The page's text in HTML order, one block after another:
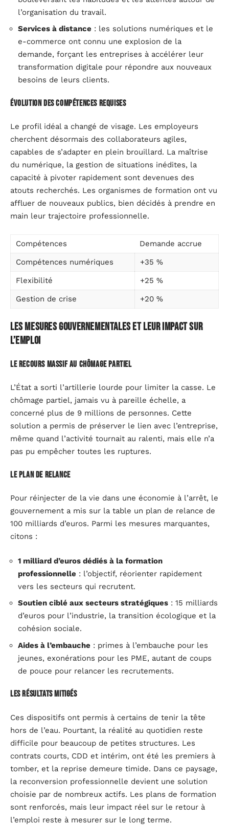
l’organisation du travail.
Services à distance : les solutions numériques et le
e-commerce ont connu une explosion de la
demande, forçant les entreprises à accélérer leur
transformation digitale pour répondre aux nouveaux
besoins de leurs clients.
Évolution des compétences requises
Le profil idéal a changé de visage. Les employeurs
cherchent désormais des collaborateurs agiles,
capables de s’adapter en plein brouillard. La maîtrise
du numérique, la gestion de situations inédites, la
capacité à pivoter rapidement sont devenues des
atouts recherchés. Les organismes de formation ont vu
affluer de nouveaux publics, bien décidés à prendre en
main leur trajectoire professionnelle.
Compétences
Demande accrue
Compétences numériques
+35 %
Flexibilité
+25 %
Gestion de crise
+20 %
Les mesures gouvernementales et leur impact sur
l’emploi
Le recours massif au chômage partiel
L’État a sorti l’artillerie lourde pour limiter la casse. Le
chômage partiel, jamais vu à pareille échelle, a
concerné plus de 9 millions de personnes. Cette
solution a permis de préserver le lien avec l’entreprise,
même quand l’activité tournait au ralenti, mais elle n’a
pas pu empêcher toutes les ruptures.
Le plan de relance
Pour réinjecter de la vie dans une économie à l’arrêt, le
gouvernement a mis sur la table un plan de relance de
100 milliards d’euros. Parmi les mesures marquantes,
citons :
1 milliard d’euros dédiés à la formation
professionnelle : l’objectif, réorienter rapidement
vers les secteurs qui recrutent.
Soutien ciblé aux secteurs stratégiques : 15 milliards
d’euros pour l’industrie, la transition écologique et la
cohésion sociale.
Aides à l’embauche : primes à l’embauche pour les
jeunes, exonérations pour les PME, autant de coups
de pouce pour relancer les recrutements.
Les résultats mitigés
Ces dispositifs ont permis à certains de tenir la tête
hors de l’eau. Pourtant, la réalité au quotidien reste
difficile pour beaucoup de petites structures. Les
contrats courts, CDD et intérim, ont été les premiers à
tomber, et la reprise demeure timide. Dans ce paysage,
la reconversion professionnelle devient une solution
choisie par de nombreux actifs. Les plans de formation
sont renforcés, mais leur impact réel sur le retour à
l’emploi reste à mesurer sur le long terme.